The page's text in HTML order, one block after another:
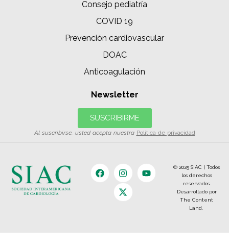
Consejo pediatría
COVID 19
Prevención cardiovascular
DOAC
Anticoagulación
Newsletter
SUSCRIBIRME
Al suscribirse, usted acepta nuestra Política de privacidad
© 2025 SIAC | Todos
los derechos
reservados.
Desarrollado por
The Content
Land.